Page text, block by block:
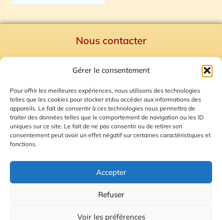
Gérer le consentement
Pour offrir les meilleures expériences, nous utilisons des technologies
telles que les cookies pour stocker et/ou accéder aux informations des
appareils. Le fait de consentir à ces technologies nous permettra de
traiter des données telles que le comportement de navigation ou les ID
uniques sur ce site. Le fait de ne pas consentir ou de retirer son
consentement peut avoir un effet négatif sur certaines caractéristiques et
fonctions.
Accepter
Refuser
Voir les préférences
Nous contacter
Mentions Légales
Plan du site
Gestion des Cookies
© 2026 Radio Calade